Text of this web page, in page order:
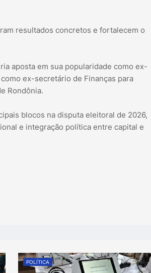
resultados concretos e fortalecem o
aposta em sua popularidade como ex-
ex-secretário de Finanças para
Rondônia.
blocos na disputa eleitoral de 2026,
e integração política entre capital e
POLÍTICA